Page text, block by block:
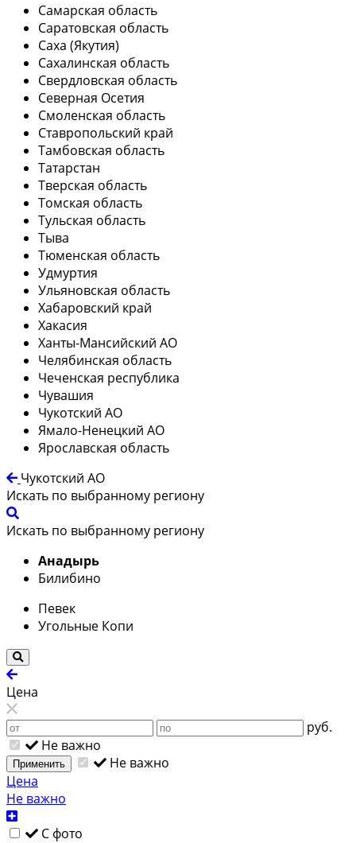
Самарская область
Саратовская область
Саха (Якутия)
Сахалинская область
Свердловская область
Северная Осетия
Смоленская область
Ставропольский край
Тамбовская область
Татарстан
Тверская область
Томская область
Тульская область
Тыва
Тюменская область
Удмуртия
Ульяновская область
Хабаровский край
Хакасия
Ханты-Мансийский АО
Челябинская область
Чеченская республика
Чувашия
Чукотский АО
Ямало-Ненецкий АО
Ярославская область
Чукотский АО
Искать по выбранному региону
Искать по выбранному региону
Анадырь
Билибино
Певек
Угольные Копи
Цена
руб.
Не важно
Применить
Не важно
Цена
Не важно
С фото